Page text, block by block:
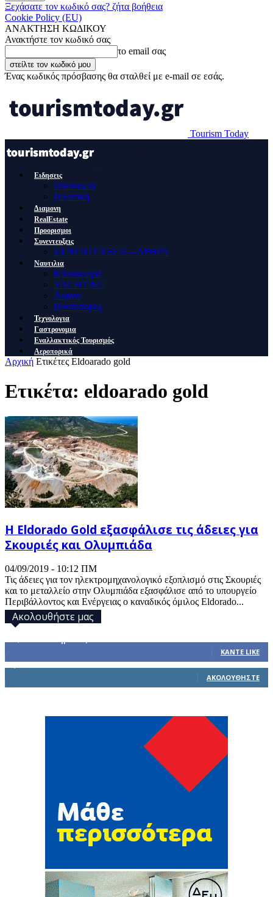
Ξεχάσατε τον κωδικό σας? ζήτα βοήθεια
Cookie Policy (EU)
ΑΝΑΚΤΗΣΗ ΚΩΔΙΚΟΥ
Ανακτήστε τον κωδικό σας
το email σας
Ένας κωδικός πρόσβασης θα σταλθεί με e-mail σε εσάς.
Tourism Today
Ειδησεις
Οικονομια
Πολιτικη
Διαμονη
RealEstate
Προορισμοι
Συνεντευξεις
ΣΥΝΕΝΤΕΥΞΕΙΣ – ΑΡΘΡΑ
Ναυτιλια
Κρουαζιερα
YACHTING
Λιμανι
Ποντοπορος
Τεχνολογια
Γαστρονομια
Εναλλακτικός Τουρισμός
Αεροπορικά
Αρχική Ετικέτες Eldoarado gold
Ετικέτα: eldoarado gold
Η Eldorado Gold εξασφάλισε τις άδειες για
Σκουριές και Ολυμπιάδα
04/09/2019 - 10:12 ΠΜ
Τις άδειες για τον ηλεκτρομηχανολογικό εξοπλισμό στις Σκουριές
και το μεταλλείο στην Ολυμπιάδα εξασφάλισε από το υπουργείο
Περιβάλλοντος και Ενέργειας ο καναδικός όμιλος Eldorado...
Ακολουθήστε μας
ΚΆΝΤΕ LIKE
ΑΚΟΛΟΥΘΉΣΤΕ